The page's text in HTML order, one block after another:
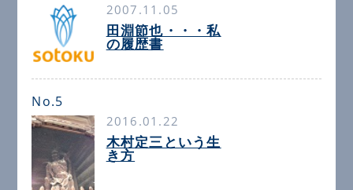
2007.11.05
田淵節也・・・私
の履歴書
No.5
2016.01.22
木村定三という生
き方